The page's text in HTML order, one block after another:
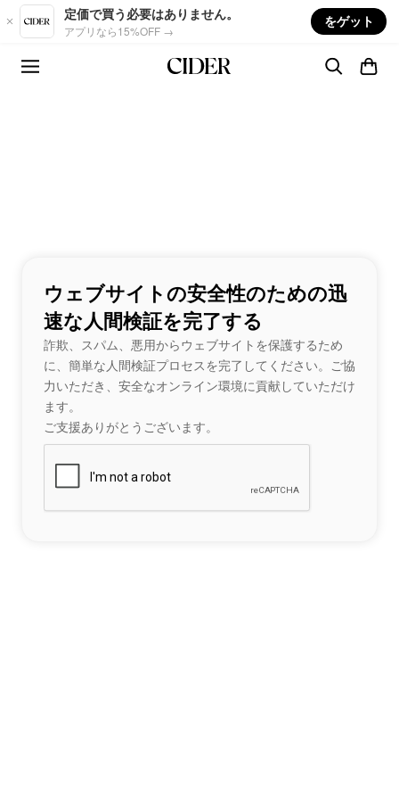
Skip to main content
定価で買う必要はありません。
アプリなら15%OFF →
をゲット
ウェブサイトの安全性のための迅
速な人間検証を完了する
詐欺、スパム、悪用からウェブサイトを保護するため
に、簡単な人間検証プロセスを完了してください。ご協
力いただき、安全なオンライン環境に貢献していただけ
ます。
ご支援ありがとうございます。